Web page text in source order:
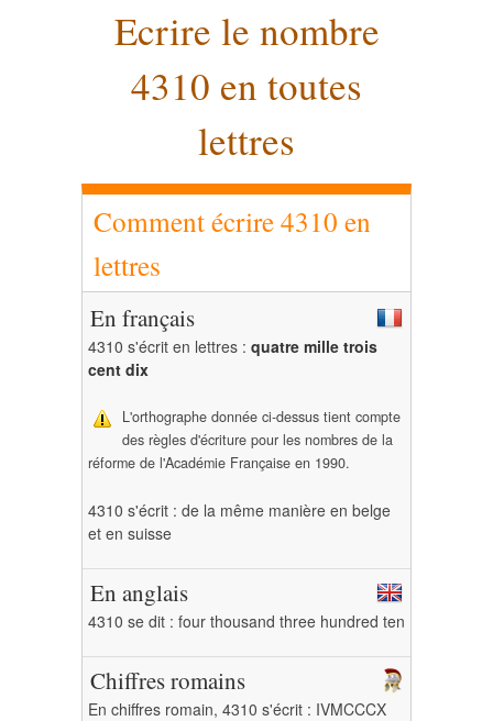
Ecrire le nombre
4310 en toutes
lettres
Comment écrire 4310 en
lettres
En français
4310 s'écrit en lettres : quatre mille trois
cent dix
L'orthographe donnée ci-dessus tient compte
des règles d'écriture pour les nombres de la
réforme de l'Académie Française en 1990.
4310 s'écrit : de la même manière en belge
et en suisse
En anglais
4310 se dit : four thousand three hundred ten
Chiffres romains
En chiffres romain, 4310 s'écrit : IVMCCCX